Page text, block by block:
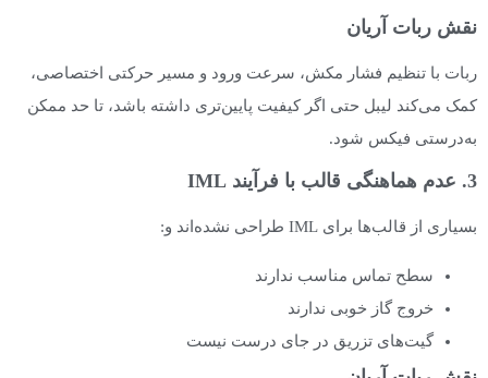
نقش ربات آریان
ربات با تنظیم فشار مکش، سرعت ورود و مسیر حرکتی اختصاصی،
کمک می‌کند لیبل حتی اگر کیفیت پایین‌تری داشته باشد، تا حد ممکن
به‌درستی فیکس شود.
3. عدم هماهنگی قالب با فرآیند IML
بسیاری از قالب‌ها برای IML طراحی نشده‌اند و:
سطح تماس مناسب ندارند
خروج گاز خوبی ندارند
گیت‌های تزریق در جای درست نیست